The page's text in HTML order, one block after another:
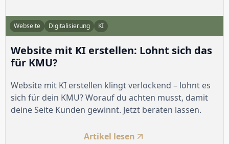
Webseite Digitalisierung KI
Website mit KI erstellen: Lohnt sich das
für KMU?
Website mit KI erstellen klingt verlockend – lohnt es
sich für dein KMU? Worauf du achten musst, damit
deine Seite Kunden gewinnt. Jetzt beraten lassen.
Artikel lesen